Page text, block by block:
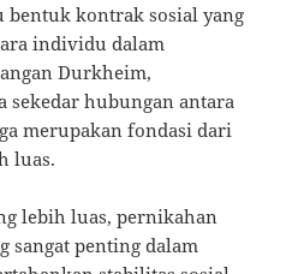
bentuk kontrak sosial yang
individu dalam
Durkheim,
sekedar hubungan antara
merupakan fondasi dari
luas.
lebih luas, pernikahan
sangat penting dalam